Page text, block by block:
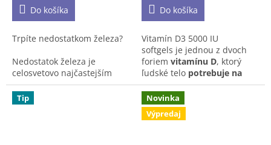
Do košíka
Trpíte nedostatkom železa?
Nedostatok železa je
celosvetovo najčastejším
nutričným problémom,
najmä medzi ženami.
Do košíka
Vitamín D3 5000 IU
softgels je jednou z dvoch
foriem vitamínu D, ktorý
ľudské telo potrebuje na
dennej báze.Podporuje
správne fungovanie
imunitného systému
svalov,a tiež vstrebávanie
Tip
Novinka
Výpredaj